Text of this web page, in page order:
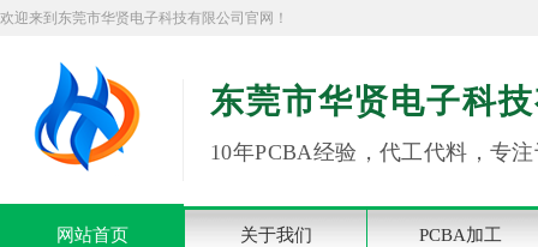
欢迎来到东莞市华贤电子科技有限公司官网！
东莞市华贤电子科
10年PCBA经验，代工代料，专
网站首页 关于我们 PCBA加工